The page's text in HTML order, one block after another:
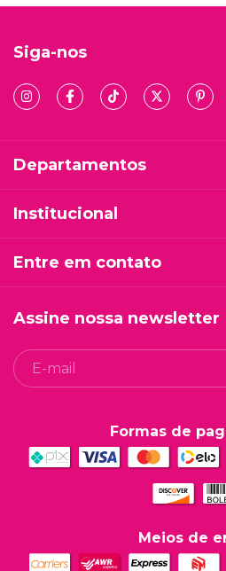
Siga-nos
Departamentos
Institucional
Entre em contato
Assine nossa newsletter
Formas de
Meios de